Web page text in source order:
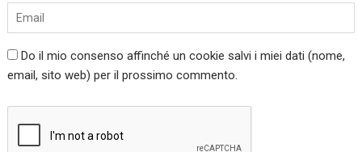
Do il mio consenso affinché un cookie salvi i miei dati (nome,
email, sito web) per il prossimo commento.